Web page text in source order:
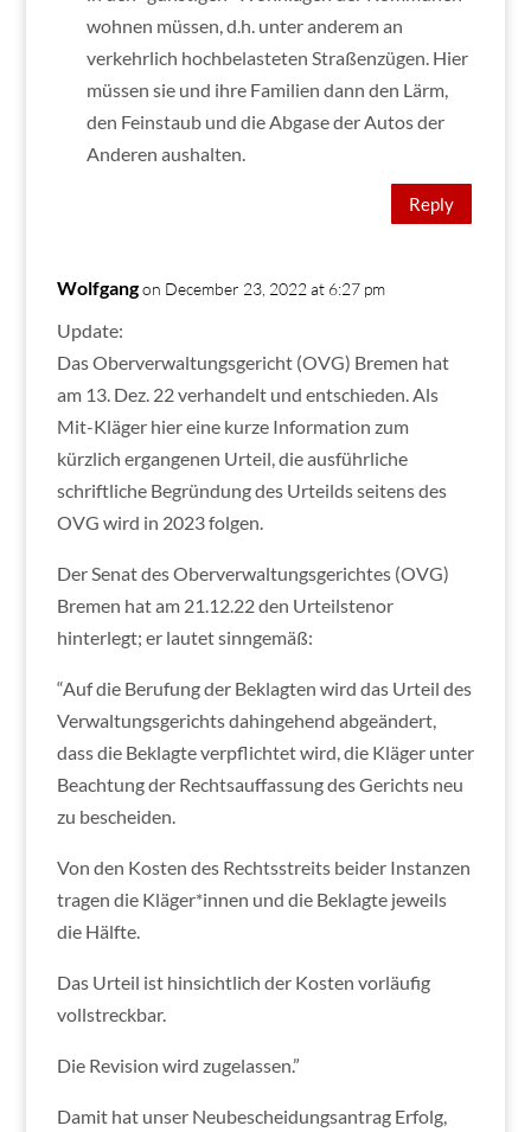
wohnen müssen, d.h. unter anderem an
verkehrlich hochbelasteten Straßenzügen. Hier
müssen sie und ihre Familien dann den Lärm,
den Feinstaub und die Abgase der Autos der
Anderen aushalten.
Reply
Wolfgang on December 23, 2022 at 6:27 pm
Update:
Das Oberverwaltungsgericht (OVG) Bremen hat
am 13. Dez. 22 verhandelt und entschieden. Als
Mit-Kläger hier eine kurze Information zum
kürzlich ergangenen Urteil, die ausführliche
schriftliche Begründung des Urteilds seitens des
OVG wird in 2023 folgen.
Der Senat des Oberverwaltungsgerichtes (OVG)
Bremen hat am 21.12.22 den Urteilstenor
hinterlegt; er lautet sinngemäß:
“Auf die Berufung der Beklagten wird das Urteil des
Verwaltungsgerichts dahingehend abgeändert,
dass die Beklagte verpflichtet wird, die Kläger unter
Beachtung der Rechtsauffassung des Gerichts neu
zu bescheiden.
Von den Kosten des Rechtsstreits beider Instanzen
tragen die Kläger*innen und die Beklagte jeweils
die Hälfte.
Das Urteil ist hinsichtlich der Kosten vorläufig
vollstreckbar.
Die Revision wird zugelassen.”
Damit hat unser Neubescheidungsantrag Erfolg,